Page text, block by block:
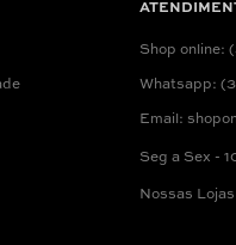
Shop online:
Whatsapp:
Email:
Seg a Sex -
Nossas Lojas